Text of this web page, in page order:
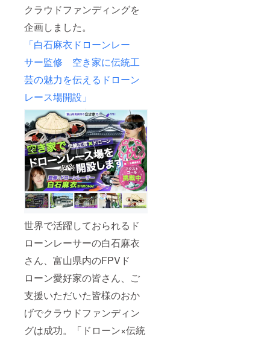
クラウドファンディングを
企画しました。
「白石麻衣ドローンレー
サー監修 空き家に伝統工
芸の魅力を伝えるドローン
レース場開設」
世界で活躍しておられるド
ローンレーサーの白石麻衣
さん、富山県内のFPVド
ローン愛好家の皆さん、ご
支援いただいた皆様のおか
げでクラウドファンディン
グは成功。「ドローン×伝統